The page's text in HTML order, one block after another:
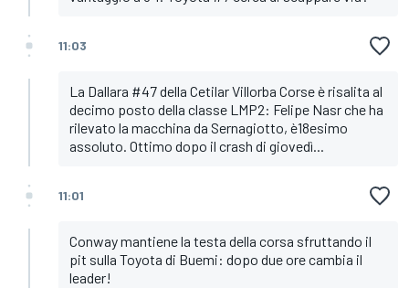
11:03
La Dallara #47 della Cetilar Villorba Corse è risalita al
decimo posto della classe LMP2: Felipe Nasr che ha
rilevato la macchina da Sernagiotto, è18esimo
assoluto. Ottimo dopo il crash di giovedì...
11:01
Conway mantiene la testa della corsa sfruttando il
pit sulla Toyota di Buemi: dopo due ore cambia il
leader!